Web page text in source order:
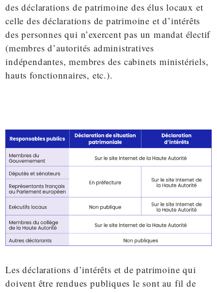
des déclarations de patrimoine des élus locaux et
celle des déclarations de patrimoine et d’intérêts
des personnes qui n’exercent pas un mandat électif
(membres d’autorités administratives
indépendantes, membres des cabinets ministériels,
hauts fonctionnaires, etc.).
Les déclarations d’intérêts et de patrimoine qui
doivent être rendues publiques le sont au fil de